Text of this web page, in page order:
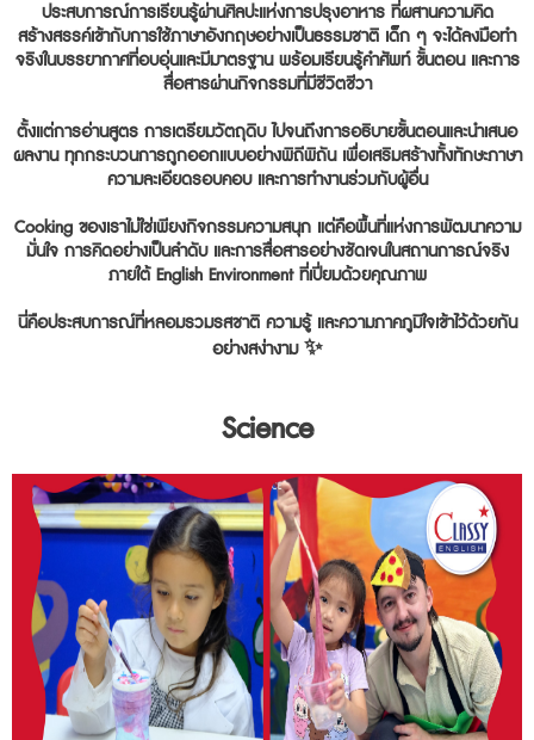
ประสบการณ์การเรียนรู้ผ่านศิลปะแห่งการปรุงอาหาร ที่ผสานความคิด
สร้างสรรค์เข้ากับการใช้ภาษาอังกฤษอย่างเป็นธรรมชาติ เด็ก ๆ จะได้ลงมือทำ
จริงในบรรยากาศที่อบอุ่นและมีมาตรฐาน พร้อมเรียนรู้คำศัพท์ ขั้นตอน และการ
สื่อสารผ่านกิจกรรมที่มีชีวิตชีวา
ตั้งแต่การอ่านสูตร การเตรียมวัตถุดิบ ไปจนถึงการอธิบายขั้นตอนและนำเสนอ
ผลงาน ทุกกระบวนการถูกออกแบบอย่างพิถีพิถัน เพื่อเสริมสร้างทั้งทักษะภาษา
ความละเอียดรอบคอบ และการทำงานร่วมกับผู้อื่น
Cooking ของเราไม่ใช่เพียงกิจกรรมความสนุก แต่คือพื้นที่แห่งการพัฒนาความ
มั่นใจ การคิดอย่างเป็นลำดับ และการสื่อสารอย่างชัดเจนในสถานการณ์จริง
ภายใต้ English Environment ที่เปี่ยมด้วยคุณภาพ
นี่คือประสบการณ์ที่หลอมรวมรสชาติ ความรู้ และความภาคภูมิใจเข้าไว้ด้วยกัน
อย่างสง่างาม ✨
Science